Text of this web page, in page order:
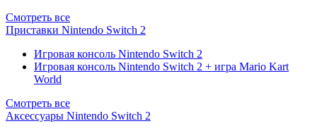
Смотреть все
Приставки Nintendo Switch 2
Игровая консоль Nintendo Switch 2
Игровая консоль Nintendo Switch 2 + игра Mario Kart
World
Смотреть все
Аксессуары Nintendo Switch 2